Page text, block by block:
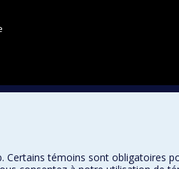
Certains témoins sont obligatoires